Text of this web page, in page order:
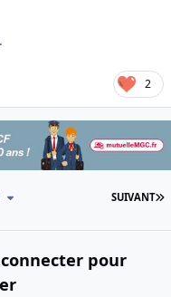
2
SUIVANT
pour